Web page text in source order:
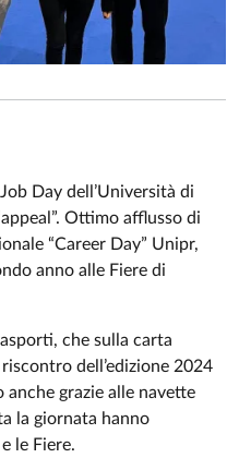
Day dell’Università di
Ottimo afflusso di
“Career Day” Unipr,
anno alle Fiere di
che sulla carta
dell’edizione 2024
grazie alle navette
la giornata hanno
le Fiere.